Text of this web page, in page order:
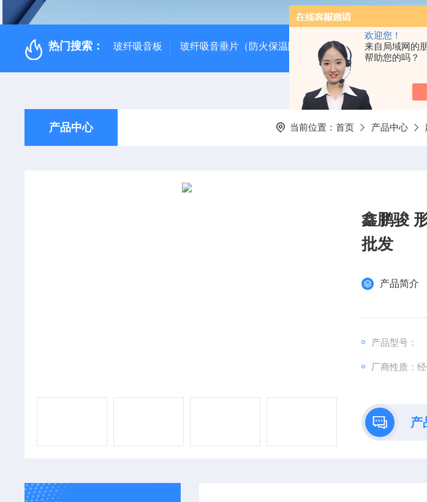
欢迎您！
来自局域网的
帮助您的吗？
热门搜索： 玻纤吸音板 玻纤吸音垂片（防火保温隔音降噪） 岩棉吸音板（吊
产品中心 当前位置： 首页 产品中心
鑫鹏骏
批发
产品简介
产品型号：
厂商性质：
产